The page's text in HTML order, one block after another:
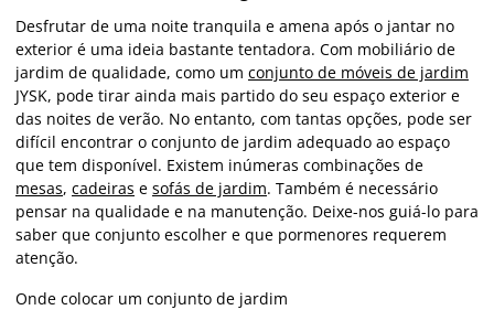
Desfrutar de uma noite tranquila e amena após o jantar no
exterior é uma ideia bastante tentadora. Com mobiliário de
jardim de qualidade, como um conjunto de móveis de jardim
JYSK, pode tirar ainda mais partido do seu espaço exterior e
das noites de verão. No entanto, com tantas opções, pode ser
difícil encontrar o conjunto de jardim adequado ao espaço
que tem disponível. Existem inúmeras combinações de
mesas, cadeiras e sofás de jardim. Também é necessário
pensar na qualidade e na manutenção. Deixe-nos guiá-lo para
saber que conjunto escolher e que pormenores requerem
atenção.
Onde colocar um conjunto de jardim